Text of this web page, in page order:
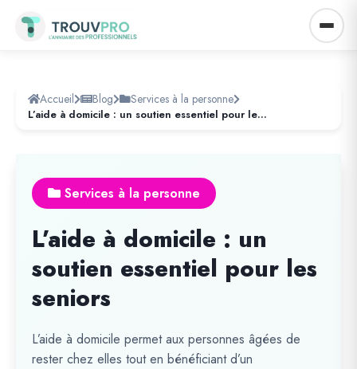
Accueil Blog Services à la personne
L’aide à domicile : un soutien essentiel pour les seniors
Services à la personne
L’aide à domicile : un
soutien essentiel pour les
seniors
L’aide à domicile permet aux personnes âgées de
rester chez elles tout en bénéficiant d’un